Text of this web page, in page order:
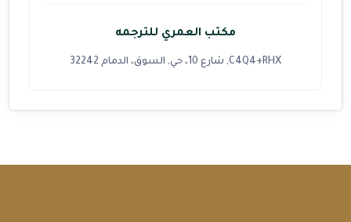
مكتب العمري للترجمه
C4Q4+RHX, شارع 10، حي, السوق، الدمام 32242